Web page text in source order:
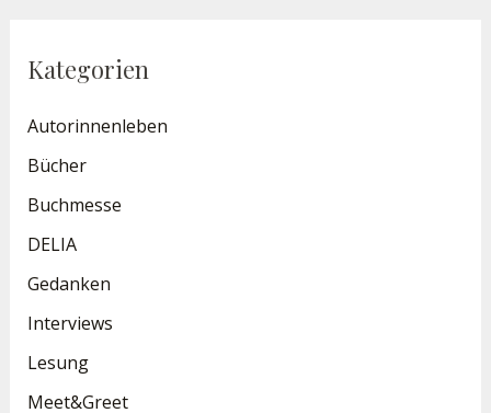
e
c
h
:
Kategorien
Autorinnenleben
Bücher
Buchmesse
DELIA
Gedanken
Interviews
Lesung
Meet&Greet